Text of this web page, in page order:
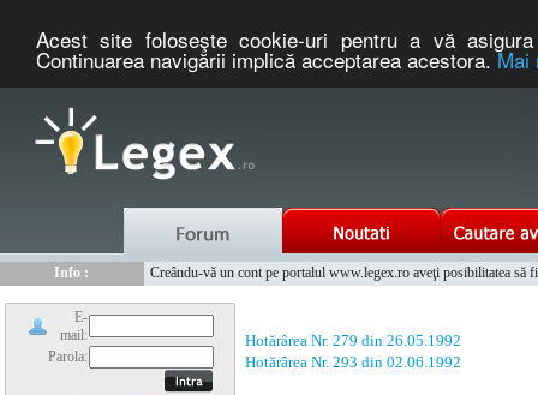
Acest site foloseşte cookie-uri pentru a vă
Continuarea navigării implică acceptarea acestora.Mai
Info :
Creându-vă un cont pe portalul www.legex.ro aveţi posibilitatea să
E-
mail:
Parola:
Hotărârea Nr. 279 din 26.05.1992
Hotărârea Nr. 293 din 02.06.1992